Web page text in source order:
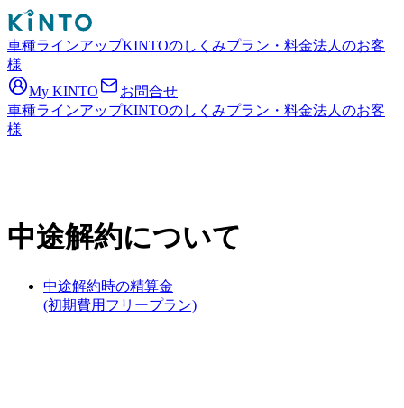
車種ラインアップKINTOのしくみプラン・料金法人のお客
様
My KINTO
お問合せ
車種ラインアップKINTOのしくみプラン・料金法人のお客
様
中途解約について
中途解約時の精算金
(初期費用フリープラン)